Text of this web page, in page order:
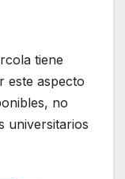
tiene
este aspecto
no
universitarios